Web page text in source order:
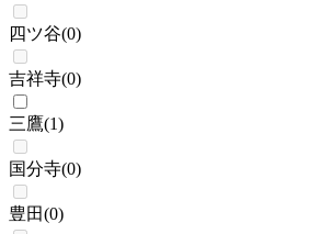
四ツ谷(0)
吉祥寺(0)
三鷹(1)
国分寺(0)
豊田(0)